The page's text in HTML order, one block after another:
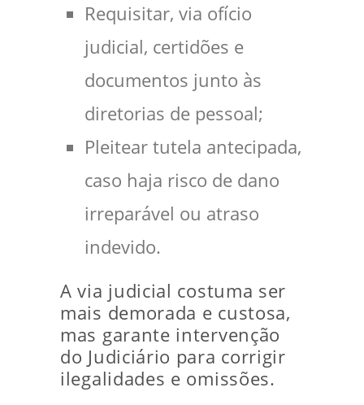
Requisitar, via ofício
judicial, certidões e
documentos junto às
diretorias de pessoal;
Pleitear tutela antecipada,
caso haja risco de dano
irreparável ou atraso
indevido.
A via judicial costuma ser
mais demorada e custosa,
mas garante intervenção
do Judiciário para corrigir
ilegalidades e omissões.